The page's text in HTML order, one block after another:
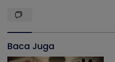
Baca Juga